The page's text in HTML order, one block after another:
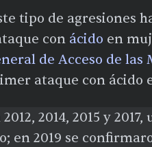
tipo de agresiones
con ácido en
de Acceso de
ataque con ácido
2014, 2015 y
en 2019 se